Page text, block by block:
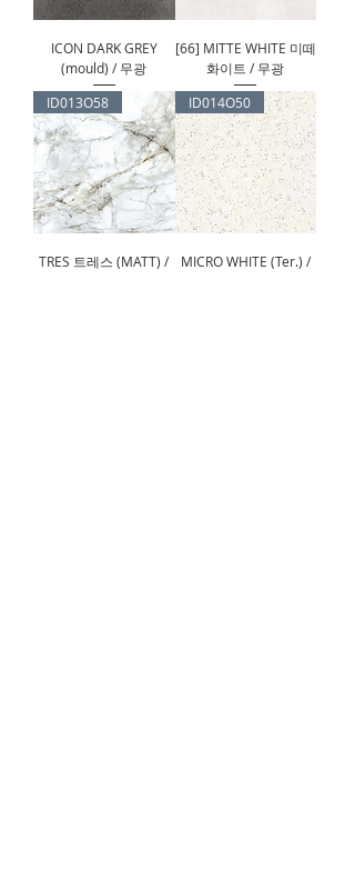
ICON DARK GREY
(mould) / 무광
[66] MITTE WHITE 미떼
화이트 / 무광
ID013O58
TRES 트레스 (MATT) /
ID014O50
MICRO WHITE (Ter.) /